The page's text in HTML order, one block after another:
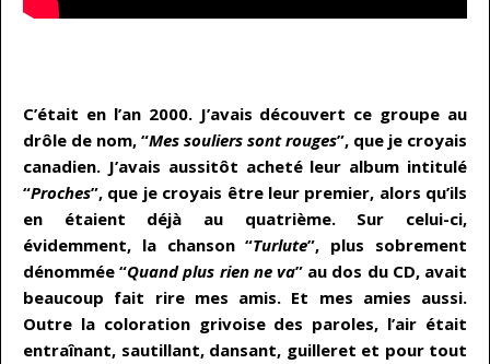
C’était en l’an 2000. J’avais découvert ce groupe au
drôle de nom, “Mes souliers sont rouges”, que je croyais
canadien. J’avais aussitôt acheté leur album intitulé
“Proches”, que je croyais être leur premier, alors qu’ils
en étaient déjà au quatrième. Sur celui-ci,
évidemment, la chanson “Turlute”, plus sobrement
dénommée “Quand plus rien ne va” au dos du CD, avait
beaucoup fait rire mes amis. Et mes amies aussi.
Outre la coloration grivoise des paroles, l’air était
entraînant, sautillant, dansant, guilleret et pour tout